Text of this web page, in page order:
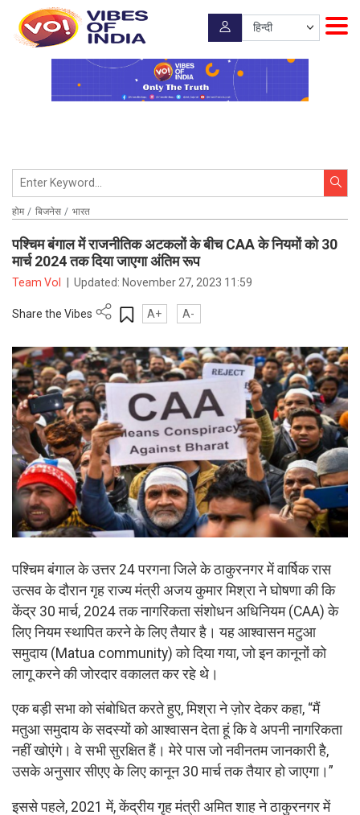
होम बिजनेस भारत
पश्चिम बंगाल में राजनीतिक अटकलों के बीच CAA के नियमों को 30
मार्च 2024 तक दिया जाएगा अंतिम रूप
Team VoI Updated: November 27, 2023 11:59
Share the Vibes A+ A-
पश्चिम बंगाल के उत्तर 24 परगना जिले के ठाकुरनगर में वार्षिक रास
उत्सव के दौरान गृह राज्य मंत्री अजय कुमार मिश्रा ने घोषणा की कि
केंद्र 30 मार्च, 2024 तक नागरिकता संशोधन अधिनियम (CAA) के
लिए नियम स्थापित करने के लिए तैयार है। यह आश्वासन मटुआ
समुदाय (Matua community) को दिया गया, जो इन कानूनों को
लागू करने की जोरदार वकालत कर रहे थे।
एक बड़ी सभा को संबोधित करते हुए, मिश्रा ने ज़ोर देकर कहा, “मैं
मतुआ समुदाय के सदस्यों को आश्वासन देता हूं कि वे अपनी नागरिकता
नहीं खोएंगे। वे सभी सुरक्षित हैं। मेरे पास जो नवीनतम जानकारी है,
उसके अनुसार सीएए के लिए कानून 30 मार्च तक तैयार हो जाएगा।”
इससे पहले, 2021 में, केंद्रीय गृह मंत्री अमित शाह ने ठाकुरनगर में